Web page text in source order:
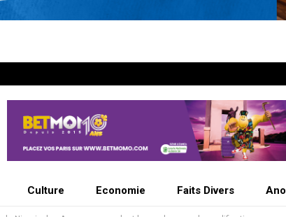
Culture Economie Faits Divers